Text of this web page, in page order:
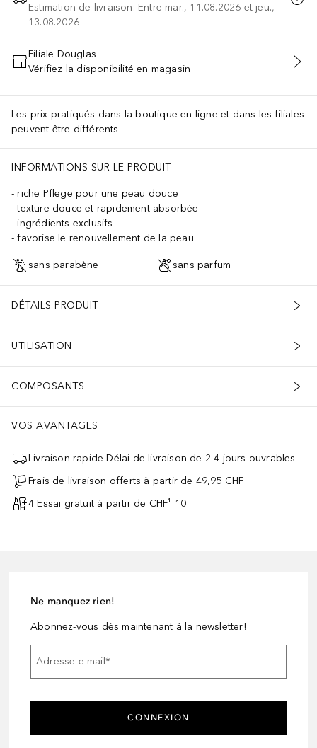
Estimation de livraison: Entre mar., 11.08.2026 et jeu.,
13.08.2026
AJOUTER AU PANIER
Filiale Douglas
Vérifiez la disponibilité en magasin
Les prix pratiqués dans la boutique en ligne et dans les filiales
peuvent être différents
INFORMATIONS SUR LE PRODUIT
riche Pflege pour une peau douce
texture douce et rapidement absorbée
ingrédients exclusifs
favorise le renouvellement de la peau
sans parabène sans parfum
DÉTAILS PRODUIT
UTILISATION
COMPOSANTS
VOS AVANTAGES
Livraison rapide Délai de livraison de 2-4 jours ouvrables
Frais de livraison offerts à partir de 49,95 CHF
4 Essai gratuit à partir de CHF¹ 10
Ne manquez rien!
Abonnez-vous dès maintenant à la newsletter!
Adresse e-mail*
CONNEXION